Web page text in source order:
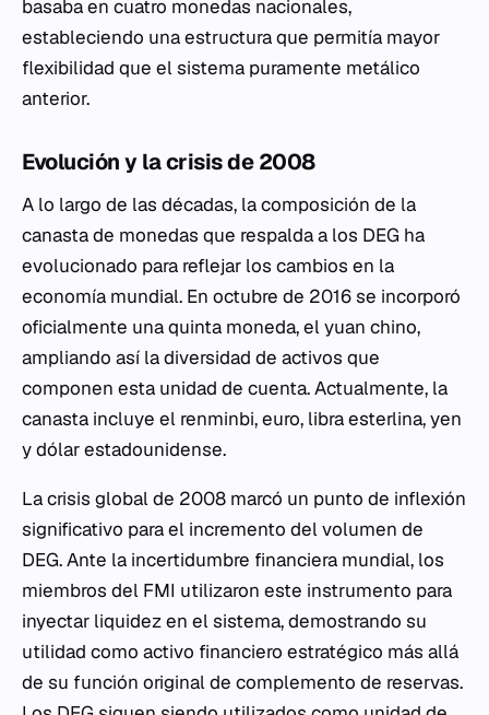
basaba en cuatro monedas nacionales,
estableciendo una estructura que permitía mayor
flexibilidad que el sistema puramente metálico
anterior.
Evolución y la crisis de 2008
A lo largo de las décadas, la composición de la
canasta de monedas que respalda a los DEG ha
evolucionado para reflejar los cambios en la
economía mundial. En octubre de 2016 se incorporó
oficialmente una quinta moneda, el yuan chino,
ampliando así la diversidad de activos que
componen esta unidad de cuenta. Actualmente, la
canasta incluye el renminbi, euro, libra esterlina, yen
y dólar estadounidense.
La crisis global de 2008 marcó un punto de inflexión
significativo para el incremento del volumen de
DEG. Ante la incertidumbre financiera mundial, los
miembros del FMI utilizaron este instrumento para
inyectar liquidez en el sistema, demostrando su
utilidad como activo financiero estratégico más allá
de su función original de complemento de reservas.